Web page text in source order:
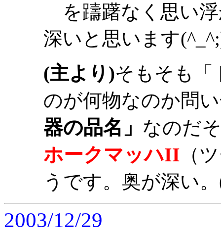
を躊躇なく思い
深いと思います
(主より)そもそも「
のが何物なのか問
器の品名」 なのだ
ホークマッハII （
うです。奥が深い
2003/12/29